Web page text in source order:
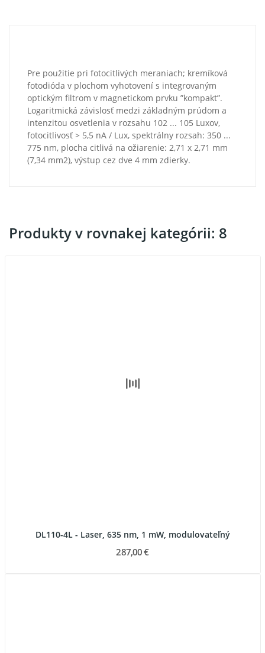
Pre použitie pri fotocitlivých meraniach; kremíková
fotodióda v plochom vyhotovení s integrovaným
optickým filtrom v magnetickom prvku ”kompakt”.
Logaritmická závislosť medzi základným prúdom a
intenzitou osvetlenia v rozsahu 102 ... 105 Luxov,
fotocitlivosť > 5,5 nA / Lux, spektrálny rozsah: 350 ...
775 nm, plocha citlivá na ožiarenie: 2,71 x 2,71 mm
(7,34 mm2), výstup cez dve 4 mm zdierky.
Produkty v rovnakej kategórii: 8
DL110-4L - Laser, 635 nm, 1 mW, modulovateľný
287,00 €